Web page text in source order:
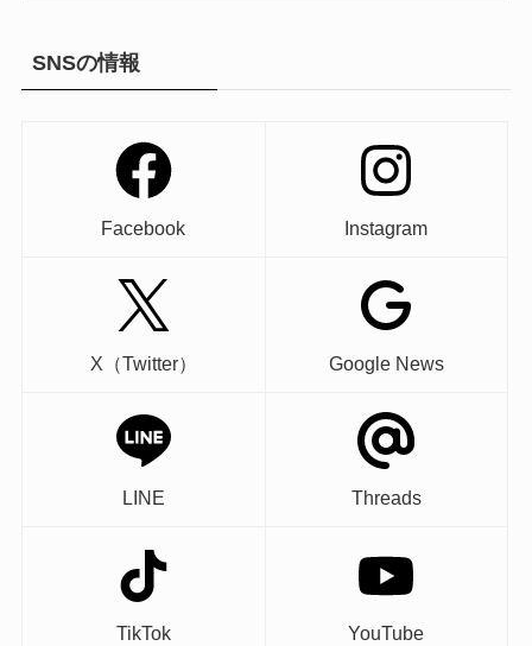
SNSの情報
Facebook Instagram
X（Twitter） Google News
LINE Threads
TikTok YouTube